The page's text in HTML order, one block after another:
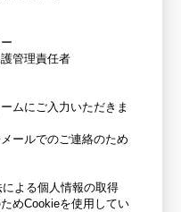
管理責任者
ムにご入力いただきま
ールでのご連絡のため
よる個人情報の取得
めCookieを使用してい